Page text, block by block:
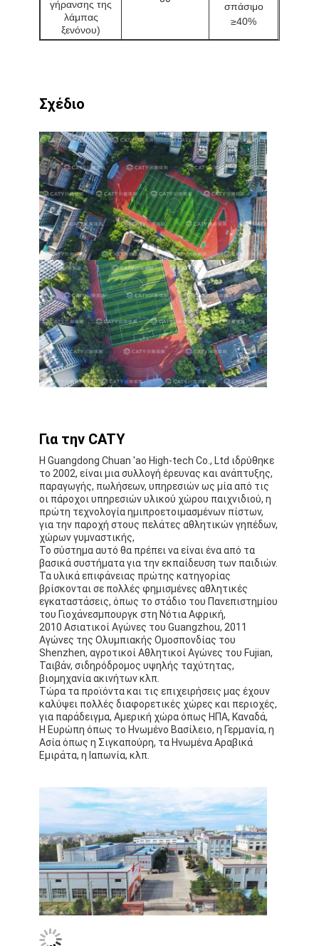
γήρανσης της
λάμπας
ξενόνου)
σπάσιμο
≥40%
Σχέδιο
Για την CATY
Η Guangdong Chuan 'ao High-tech Co., Ltd ιδρύθηκε
το 2002, είναι μια συλλογή έρευνας και ανάπτυξης,
παραγωγής, πωλήσεων, υπηρεσιών ως μία από τις
οι πάροχοι υπηρεσιών υλικού χώρου παιχνιδιού, η
πρώτη τεχνολογία ημιπροετοιμασμένων πίστων,
για την παροχή στους πελάτες αθλητικών γηπέδων,
χώρων γυμναστικής,
Το σύστημα αυτό θα πρέπει να είναι ένα από τα
βασικά συστήματα για την εκπαίδευση των παιδιών.
Τα υλικά επιφάνειας πρώτης κατηγορίας
βρίσκονται σε πολλές φημισμένες αθλητικές
εγκαταστάσεις, όπως το στάδιο του Πανεπιστημίου
του Γιοχάνεσμπουργκ στη Νότια Αφρική,
2010 Ασιατικοί Αγώνες του Guangzhou, 2011
Αγώνες της Ολυμπιακής Ομοσπονδίας του
Shenzhen, αγροτικοί Αθλητικοί Αγώνες του Fujian,
Ταιβάν, σιδηρόδρομος υψηλής ταχύτητας,
βιομηχανία ακινήτων κλπ.
Τώρα τα προϊόντα και τις επιχειρήσεις μας έχουν
καλύψει πολλές διαφορετικές χώρες και περιοχές,
για παράδειγμα, Αμερική χώρα όπως ΗΠΑ, Καναδά,
Η Ευρώπη όπως το Ηνωμένο Βασίλειο, η Γερμανία, η
Ασία όπως η Σιγκαπούρη, τα Ηνωμένα Αραβικά
Εμιράτα, η Ιαπωνία, κλπ.